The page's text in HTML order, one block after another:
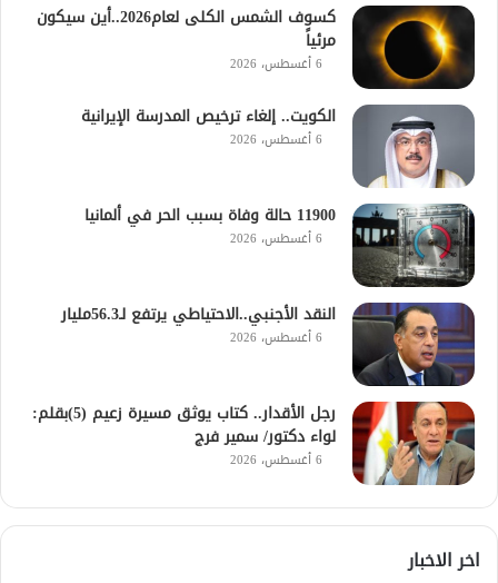
كسوف الشمس الكلى لعام2026..أين سيكون
مرئياً
6 أغسطس، 2026
الكويت.. إلغاء ترخيص المدرسة الإيرانية
6 أغسطس، 2026
11900 حالة وفاة بسبب الحر في ألمانيا
6 أغسطس، 2026
النقد الأجنبي..الاحتياطي يرتفع لـ56.3مليار
6 أغسطس، 2026
رجل الأقدار.. كتاب يوثق مسيرة زعيم (5)بقلم:
لواء دكتور/ سمير فرج
6 أغسطس، 2026
اخر الاخبار